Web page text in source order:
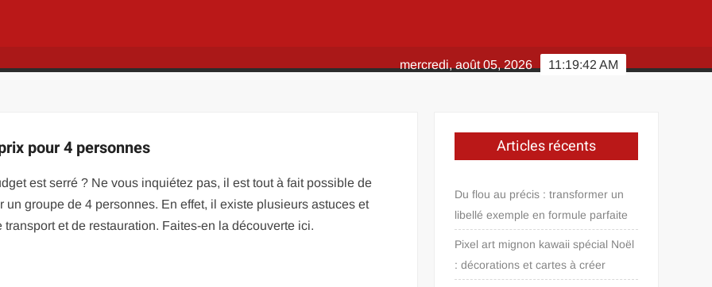
11:19:43 AM
mercredi, août 05, 2026
pour 4 personnes
est serré ? Ne vous inquiétez pas, il est tout à fait possible de
groupe de 4 personnes. En effet, il existe plusieurs astuces et
et de restauration. Faites-en la découverte ici.
Articles récents
Du flou au précis : transformer un
libellé exemple en formule parfaite
Pixel art mignon kawaii spécial Noël
: décorations et cartes à créer